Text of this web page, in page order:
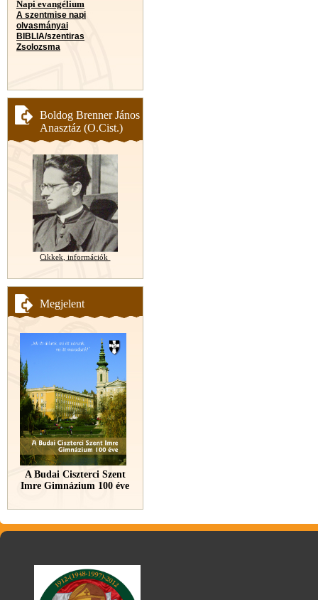
Napi evangélium
A szentmise napi
olvasmányai
BIBLIA/szentiras
Zsolozsma
Boldog Brenner János
Anasztáz (O.Cist.)
Cikkek, információk
Megjelent
A Budai Ciszterci Szent
Imre Gimnázium 100 éve